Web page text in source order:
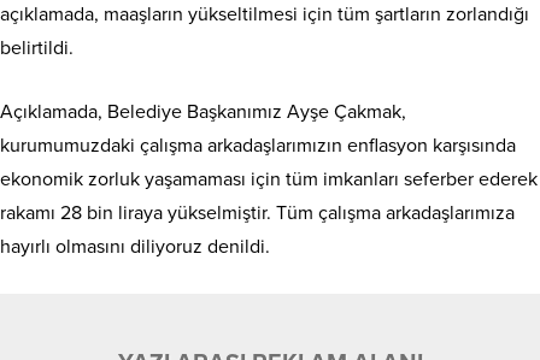
açıklamada, maaşların yükseltilmesi için tüm şartların zorlandığı
belirtildi.
Açıklamada, Belediye Başkanımız Ayşe Çakmak,
kurumumuzdaki çalışma arkadaşlarımızın enflasyon karşısında
ekonomik zorluk yaşamaması için tüm imkanları seferber ederek
rakamı 28 bin liraya yükselmiştir. Tüm çalışma arkadaşlarımıza
hayırlı olmasını diliyoruz denildi.